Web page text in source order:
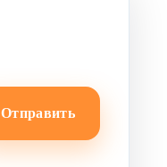
Отправить